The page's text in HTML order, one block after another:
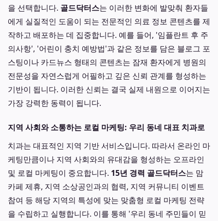
을 선택합니다. 골드닥터스는 이러한 변화에 발맞춰 환자들
에게 실질적인 도움이 되는 전문적인 의료 정보 콘텐츠를 제
작하고 배포하는 데 집중합니다. 예를 들어, '임플란트 후 주
의사항', '어린이 충치 예방법'과 같은 정보를 담은 블로그 포
스팅이나 카드뉴스 형태의 콘텐츠는 잠재 환자에게 병원의
전문성을 자연스럽게 어필하고 깊은 신뢰 관계를 형성하는
기반이 됩니다. 이러한 신뢰는 결국 실제 내원으로 이어지는
가장 강력한 동력이 됩니다.
지역 사회와 소통하는 로컬 마케팅: 우리 동네 대표 치과로
치과는 대표적인 지역 기반 서비스입니다. 따라서 온라인 마
케팅만큼이나 지역 사회와의 유대감을 형성하는 오프라인
및 로컬 마케팅이 중요합니다. 15년 경력 골드닥터스는 맘
카페 제휴, 지역 소상공인과의 협력, 지역 커뮤니티 이벤트
참여 등 해당 지역의 특성에 맞는 맞춤형 로컬 마케팅 전략
을 수립하고 실행합니다. 이를 통해 '우리 동네 주민들이 믿